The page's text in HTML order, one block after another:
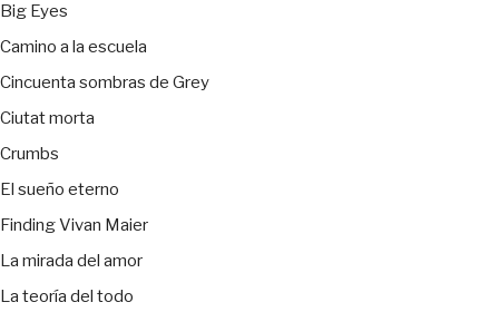
Big Eyes
Camino a la escuela
Cincuenta sombras de Grey
Ciutat morta
Crumbs
El sueño eterno
Finding Vivan Maier
La mirada del amor
La teoría del todo